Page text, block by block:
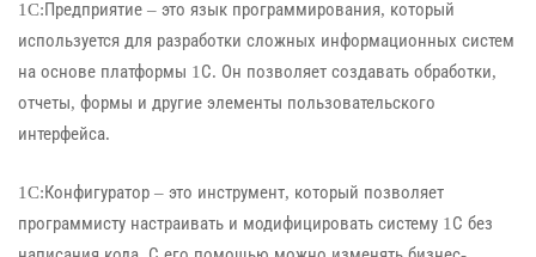
1C:Предприятие – это язык программирования, который
используется для разработки сложных информационных систем
на основе платформы 1С. Он позволяет создавать обработки,
отчеты, формы и другие элементы пользовательского
интерфейса.
1C:Конфигуратор – это инструмент, который позволяет
программисту настраивать и модифицировать систему 1С без